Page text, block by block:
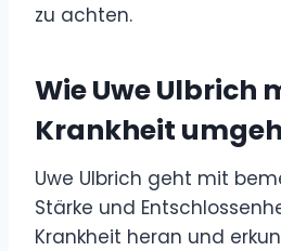
zu achten.
Wie Uwe Ulbrich
Krankheit
Uwe Ulbrich geht mit
Stärke und
Krankheit heran und